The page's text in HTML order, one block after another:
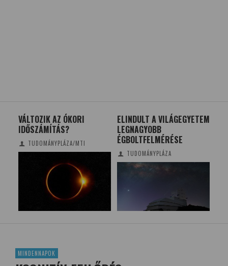
VÁLTOZIK AZ ÓKORI
IDŐSZÁMÍTÁS?
TUDOMÁNYPLÁZA/MTI
ELINDULT A VILÁGEGYETEM
LEGNAGYOBB
ÉGBOLTFELMÉRÉSE
TUDOMÁNYPLÁZA
MINDENNAPOK